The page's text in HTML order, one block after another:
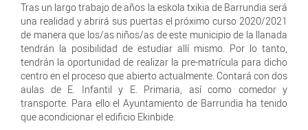
Tras un largo trabajo de años la eskola txikia de Barrundia será
una realidad y abrirá sus puertas el próximo curso 2020/2021
de manera que los/as niños/as de este municipio de la llanada
tendrán la posibilidad de estudiar allí mismo. Por lo tanto,
tendrán la oportunidad de realizar la pre-matrícula para dicho
centro en el proceso que abierto actualmente. Contará con dos
aulas de E. Infantil y E. Primaria, así como comedor y
transporte. Para ello el Ayuntamiento de Barrundia ha tenido
que acondicionar el edificio Ekinbide.